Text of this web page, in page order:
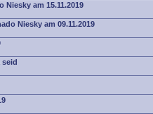
Niesky am 15.11.2019
Niesky am 09.11.2019
seid